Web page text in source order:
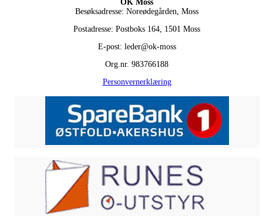
OK Moss
Besøksadresse: Noreødegården, Moss
Postadresse: Postboks 164, 1501 Moss
E-post: leder@ok-moss
Org.nr. 983766188
Personvernerklæring